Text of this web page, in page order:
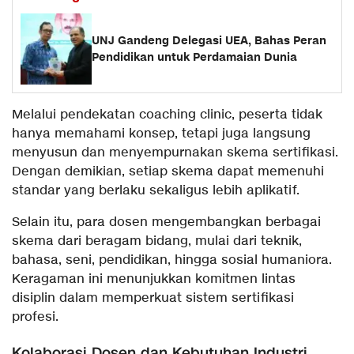
UNJ Gandeng Delegasi UEA, Bahas Peran
Pendidikan untuk Perdamaian Dunia
Melalui pendekatan coaching clinic, peserta tidak
hanya memahami konsep, tetapi juga langsung
menyusun dan menyempurnakan skema sertifikasi.
Dengan demikian, setiap skema dapat memenuhi
standar yang berlaku sekaligus lebih aplikatif.
Selain itu, para dosen mengembangkan berbagai
skema dari beragam bidang, mulai dari teknik,
bahasa, seni, pendidikan, hingga sosial humaniora.
Keragaman ini menunjukkan komitmen lintas
disiplin dalam memperkuat sistem sertifikasi
profesi.